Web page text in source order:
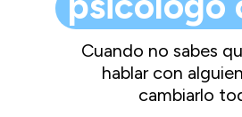
Cuando no sabes
hablar con alguien
cambiarlo